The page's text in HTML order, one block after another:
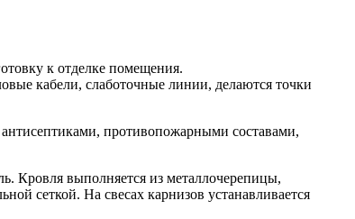
к отделке помещения.
кабели, слаботочные линии, делаются точки
противопожарными составами,
Кровля выполняется из металлочерепицы,
сеткой. На свесах карнизов устанавливается